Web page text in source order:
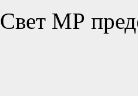
Свет МР